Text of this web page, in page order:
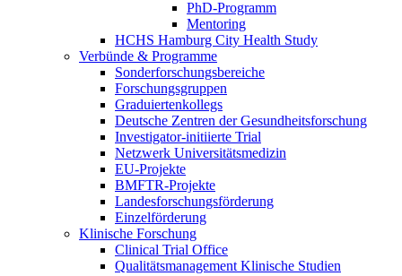
PhD-Programm
Mentoring
HCHS Hamburg City Health Study
Verbünde & Programme
Sonderforschungsbereiche
Forschungsgruppen
Graduiertenkollegs
Deutsche Zentren der Gesundheitsforschung
Investigator-initiierte Trial
Netzwerk Universitätsmedizin
EU-Projekte
BMFTR-Projekte
Landesforschungsförderung
Einzelförderung
Klinische Forschung
Clinical Trial Office
Qualitätsmanagement Klinische Studien